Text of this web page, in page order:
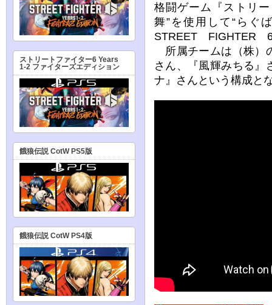
格闘ゲーム『ストリ
舞”を使用して“ら
STREET FIGHTER 6
所属チームは（株）
さん、『風輝みちる』
ナ』さんという構成と
ストリートファイター6 Years
1-2 ファイターズエディション
餓狼伝説 CotW PS5版
餓狼伝説 CotW PS4版